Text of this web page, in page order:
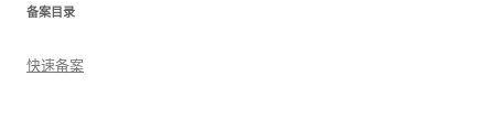
备案目录
快速备案